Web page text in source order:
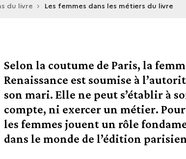
du livre Les femmes dans les métiers du livre
Selon la coutume de Paris, la
Renaissance est soumise à
son mari. Elle ne peut s’établir à
compte, ni exercer un métier.
les femmes jouent un rôle
dans le monde de l’édition